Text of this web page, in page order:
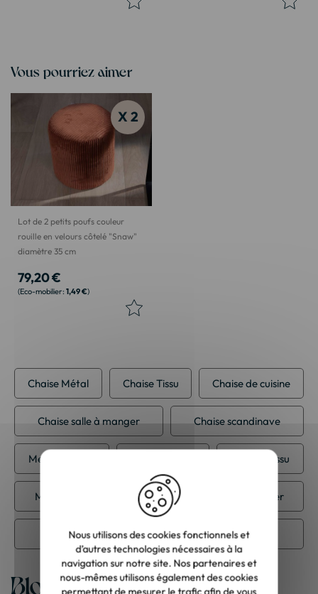
Vous pourriez aimer
X 2
Lot de 2 petits poufs couleur
rouille en velours côtelé "Snaw"
diamètre 35 cm
79,20 €
1,49 €
Chaise Métal Chaise Tissu Chaise de cuisine
Chaise salle à manger Chaise scandinave
Meuble Casita Meuble Tissu
Meuble de cuisine Meuble de salle à manger
Meuble scandinave Meuble vintage
Blog
Nous utilisons des cookies fonctionnels et
d’autres technologies nécessaires à la
navigation sur notre site. Nos partenaires et
nous-mêmes utilisons également des cookies
permettant de mesurer le trafic afin de vous